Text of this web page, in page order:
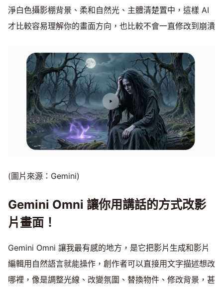
淨白色攝影棚背景、柔和自然光、主體清楚置中，這樣 AI
才比較容易理解你的畫面方向，也比較不會一直修改到崩潰
(圖片來源：Gemini)
Gemini Omni 讓你用講話的方式改影
片畫面！
Gemini Omni 讓我最有感的地方，是它把影片生成和影片
編輯用自然語言就能操作，創作者可以直接用文字描述想改
哪裡，像是調整光線、改變氛圍、替換物件、修改背景，甚